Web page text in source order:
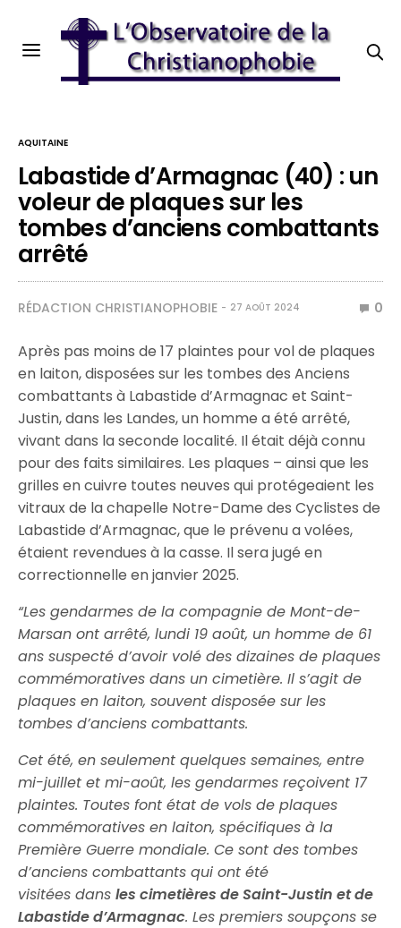
AQUITAINE
Labastide d’Armagnac (40) : un
voleur de plaques sur les
tombes d’anciens combattants
arrêté
RÉDACTION CHRISTIANOPHOBIE 27 AOÛT 2024 0
Après pas moins de 17 plaintes pour vol de plaques
en laiton, disposées sur les tombes des Anciens
combattants à Labastide d’Armagnac et Saint-
Justin, dans les Landes, un homme a été arrêté,
vivant dans la seconde localité. Il était déjà connu
pour des faits similaires. Les plaques – ainsi que les
grilles en cuivre toutes neuves qui protégeaient les
vitraux de la chapelle Notre-Dame des Cyclistes de
Labastide d’Armagnac, que le prévenu a volées,
étaient revendues à la casse. Il sera jugé en
correctionnelle en janvier 2025.
“Les gendarmes de la compagnie de Mont-de-
Marsan ont arrêté, lundi 19 août, un homme de 61
ans suspecté d’avoir volé des dizaines de plaques
commémoratives dans un cimetière. Il s’agit de
plaques en laiton, souvent disposée sur les
tombes d’anciens combattants.
Cet été, en seulement quelques semaines, entre
mi-juillet et mi-août, les gendarmes reçoivent 17
plaintes. Toutes font état de vols de plaques
commémoratives en laiton, spécifiques à la
Première Guerre mondiale. Ce sont des tombes
d’anciens combattants qui ont été
visitées dansles cimetières de Saint-Justin et de
Labastide d’Armagnac. Les premiers soupçons se